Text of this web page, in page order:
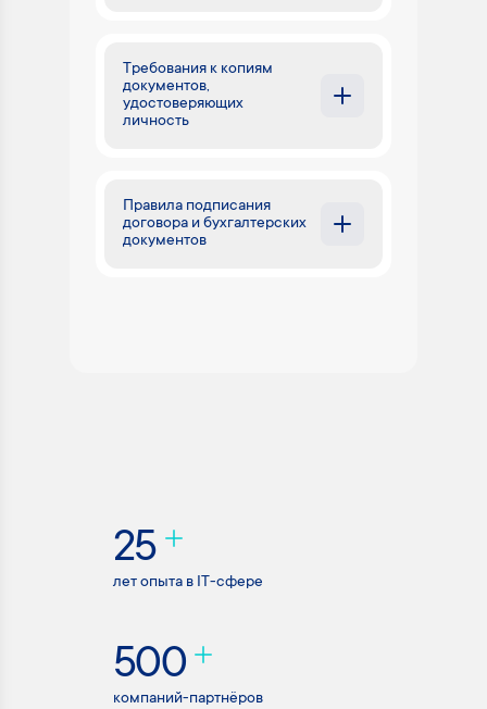
Требования к копиям
документов,
удостоверяющих
личность
Правила подписания
договора и бухгалтерских
документов
25
лет опыта в IT-сфере
500
компаний-партнёров